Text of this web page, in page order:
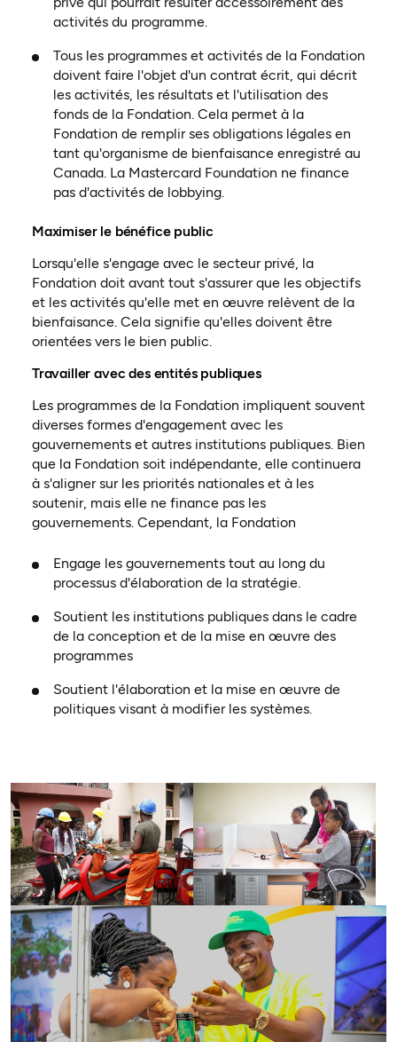
activités du programme.
Tous les programmes et activités de la Fondation
doivent faire l'objet d'un contrat écrit, qui décrit
les activités, les résultats et l'utilisation des
fonds de la Fondation. Cela permet à la
Fondation de remplir ses obligations légales en
tant qu'organisme de bienfaisance enregistré au
Canada. La Mastercard Foundation ne finance
pas d'activités de lobbying.
Maximiser le bénéfice public
Lorsqu'elle s'engage avec le secteur privé, la
Fondation doit avant tout s'assurer que les objectifs
et les activités qu'elle met en œuvre relèvent de la
bienfaisance. Cela signifie qu'elles doivent être
orientées vers le bien public.
Travailler avec des entités publiques
Les programmes de la Fondation impliquent souvent
diverses formes d'engagement avec les
gouvernements et autres institutions publiques. Bien
que la Fondation soit indépendante, elle continuera
à s'aligner sur les priorités nationales et à les
soutenir, mais elle ne finance pas les
gouvernements. Cependant, la Fondation
Engage les gouvernements tout au long du
processus d'élaboration de la stratégie.
Soutient les institutions publiques dans le cadre
de la conception et de la mise en œuvre des
programmes
Soutient l'élaboration et la mise en œuvre de
politiques visant à modifier les systèmes.